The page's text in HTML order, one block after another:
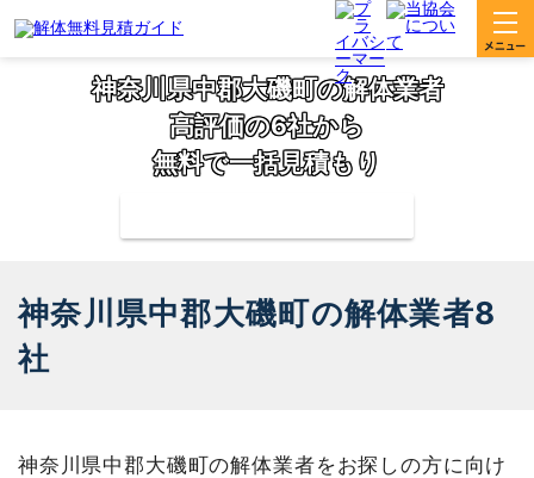
神奈川県中郡大磯町の解体業者
高評価の6社から
無料で一括見積もり
神奈川県中郡大磯町の解体業者8
社
神奈川県中郡大磯町の解体業者をお探しの方に向け